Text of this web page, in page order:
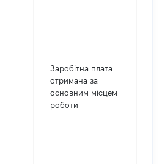
Заробітна плата
отримана за
основним місцем
роботи